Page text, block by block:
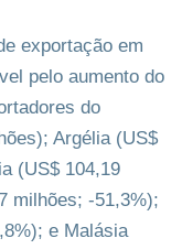
exportação em
pelo aumento do
do
Argélia (US$
(US$ 104,19
milhões; -51,3%);
e Malásia